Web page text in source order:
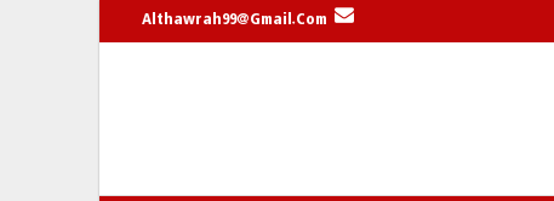
Althawrah99@gmail.com